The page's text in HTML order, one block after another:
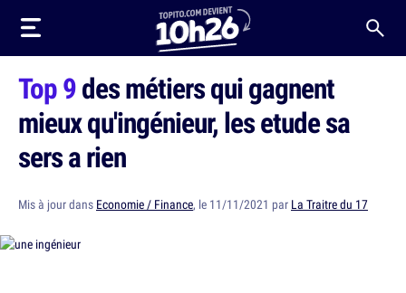
Top 9des métiers qui gagnent
mieux qu'ingénieur, les etude sa
sers a rien
Mis à jour dans Economie / Finance, le 11/11/2021 par La Traitre du 17